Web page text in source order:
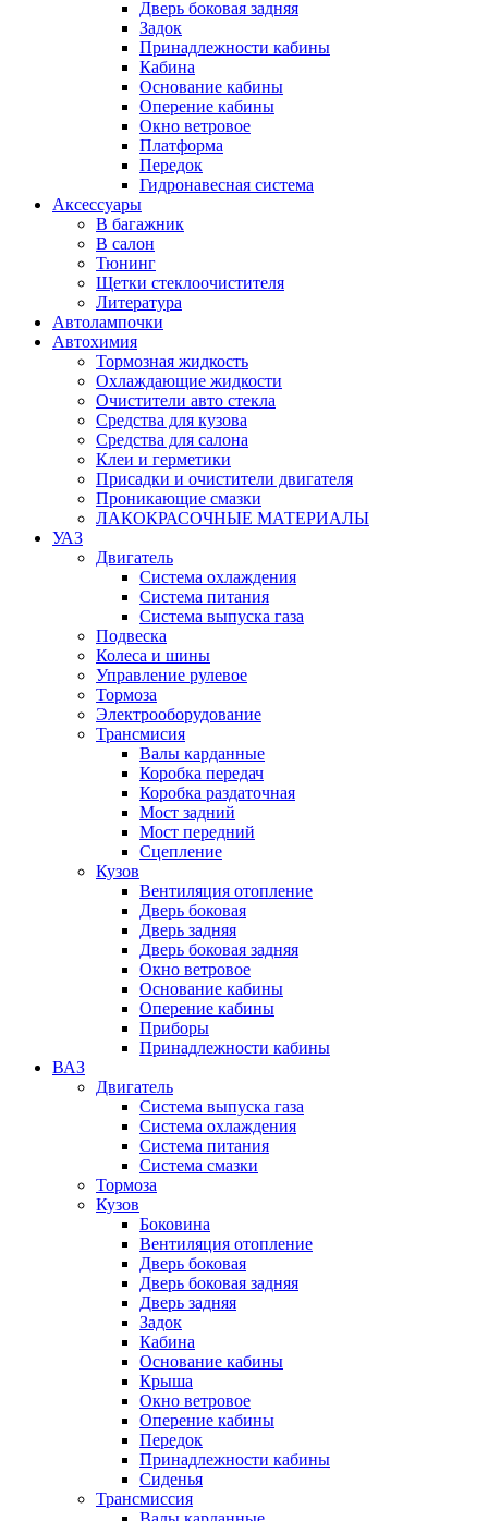
Дверь боковая задняя
Задок
Принадлежности кабины
Кабина
Основание кабины
Оперение кабины
Окно ветровое
Платформа
Передок
Гидронавесная система
Аксессуары
В багажник
В салон
Тюнинг
Щетки стеклоочистителя
Литература
Автолампочки
Автохимия
Тормозная жидкость
Охлаждающие жидкости
Очистители авто стекла
Средства для кузова
Средства для салона
Клеи и герметики
Присадки и очистители двигателя
Проникающие смазки
ЛАКОКРАСОЧНЫЕ МАТЕРИАЛЫ
УАЗ
Двигатель
Система охлаждения
Система питания
Система выпуска газа
Подвеска
Колеса и шины
Управление рулевое
Тормоза
Электрооборудование
Трансмисия
Валы карданные
Коробка передач
Коробка раздаточная
Мост задний
Мост передний
Сцепление
Кузов
Вентиляция отопление
Дверь боковая
Дверь задняя
Дверь боковая задняя
Окно ветровое
Основание кабины
Оперение кабины
Приборы
Принадлежности кабины
ВАЗ
Двигатель
Система выпуска газа
Система охлаждения
Система питания
Система смазки
Тормоза
Кузов
Боковина
Вентиляция отопление
Дверь боковая
Дверь боковая задняя
Дверь задняя
Задок
Кабина
Основание кабины
Крыша
Окно ветровое
Оперение кабины
Передок
Принадлежности кабины
Сиденья
Трансмиссия